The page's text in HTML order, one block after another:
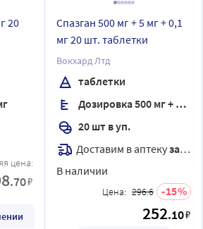
20
цена:
.70₽
Спазган 500 мг + 5 мг + 0,1
мг 20 шт. таблетки
Вокхард Лтд
таблетки
Дозировка 500 мг + 5 мг + 0,1 мг
20 шт в уп.
Доставим в аптекузавтра
В наличии
Цена: 296.6 15
252.10₽